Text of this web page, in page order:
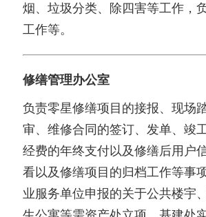
烟、垃圾分类、除四害等工作，
工作等。
修缮管理办公室
负责零星修缮项目的接报、现场
审、维修合同的签订、发单、竣
经费的年终支付以及修缮后用户
看以及修缮项目的归档工作等事
业服务单位申报的关于公共楼宇